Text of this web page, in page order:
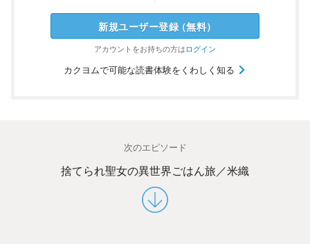
新規ユーザー登録（無料）
アカウントをお持ちの方はログイン
カクヨムで可能な読書体験をくわしく知る
次のエピソード
捨てられ聖女の異世界ごはん旅／米織